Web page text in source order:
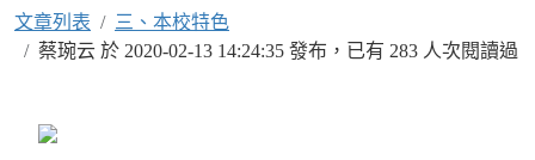
文章列表
三、本校特色
蔡琬云 於 2020-02-13 14:24:35 發布，已有 283 人次閱讀過